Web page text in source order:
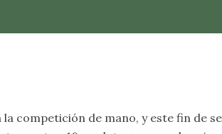
competición de mano, y este fin de